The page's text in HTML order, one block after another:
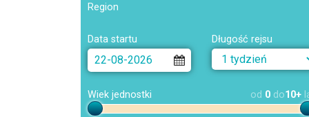
Region
Data startu Długość rejsu
Wiek jednostki od 0 do10+